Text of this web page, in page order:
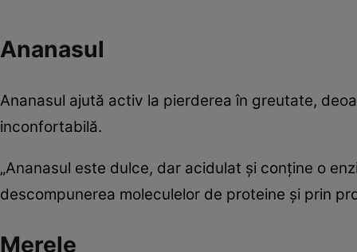
Ananasul
Ananasul ajută activ la pierderea în greutate,
inconfortabilă.
„Ananasul este dulce, dar acidulat și conține o
descompunerea moleculelor de proteine și prin
Merele